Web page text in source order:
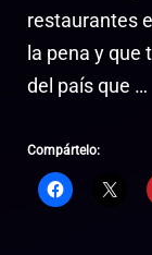
restaurantes
la pena y
del país que …
Compártelo: